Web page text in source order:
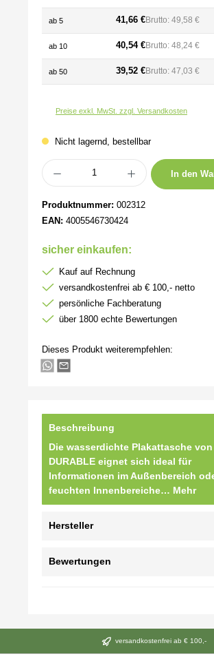
ab 5 41,66 €Brutto: 49,58 €
ab 10 40,54 €Brutto: 48,24 €
ab 50 39,52 €Brutto: 47,03 €
Preise exkl. MwSt. zzgl. Versandkosten
Nicht lagernd, bestellbar
Produkt Anzahl: Gib den gewünschten Wert ein
In den
Produktnummer: 002312
EAN: 4005546730424
sicher einkaufen:
Kauf auf Rechnung
versandkostenfrei ab € 100,- netto
persönliche Fachberatung
über 1800 echte Bewertungen
Dieses Produkt weiterempfehlen:
Beschreibung
Die wasserdichte Plakattasche von
DURABLE eignet sich ideal für
Informationen im Außenbereich
feuchten Innenbereiche… Mehr
Hersteller
Bewertungen
versandkostenfrei ab € 100,-